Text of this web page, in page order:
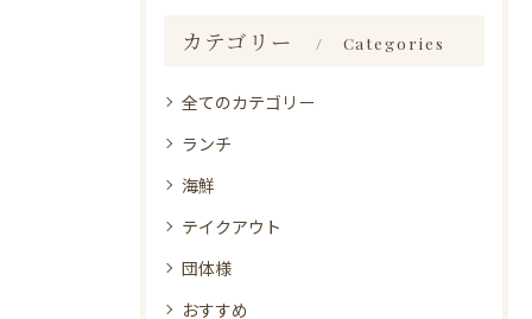
カテゴリー Categories
全てのカテゴリー
ランチ
海鮮
テイクアウト
団体様
おすすめ